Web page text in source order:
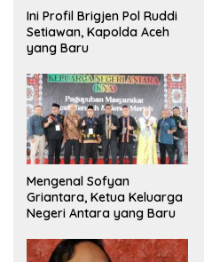
Ini Profil Brigjen Pol Ruddi
Setiawan, Kapolda Aceh
yang Baru
Mengenal Sofyan
Griantara, Ketua Keluarga
Negeri Antara yang Baru